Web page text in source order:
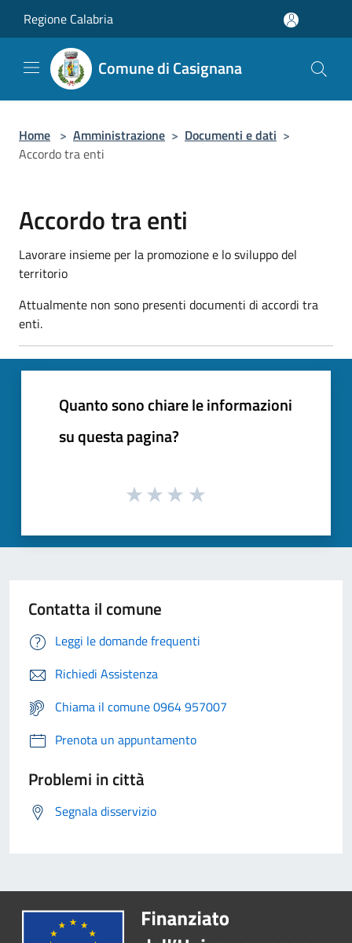
Regione Calabria
Comune di Casignana
Home > Amministrazione > Documenti e dati >
Accordo tra enti
Accordo tra enti
Lavorare insieme per la promozione e lo sviluppo del
territorio
Attualmente non sono presenti documenti di accordi tra
enti.
Quanto sono chiare le informazioni
su questa pagina?
Contatta il comune
Leggi le domande frequenti
Richiedi Assistenza
Chiama il comune 0964 957007
Prenota un appuntamento
Problemi in città
Segnala disservizio